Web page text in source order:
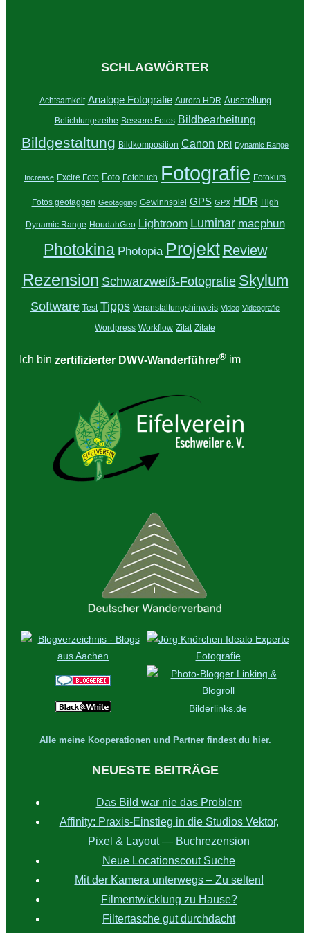
SCHLAGWÖRTER
Achtsamkeit Analoge Fotografie Aurora HDR Ausstellung
Belichtungsreihe Bessere Fotos Bildbearbeitung
Bildgestaltung Bildkomposition Canon DRI Dynamic Range
Increase Excire Foto Foto Fotobuch Fotografie Fotokurs
Fotos geotaggen Geotagging Gewinnspiel GPS GPX HDR High
Dynamic Range HoudahGeo Lightroom Luminar macphun
Photokina Photopia Projekt Review
Rezension Schwarzweiß-Fotografie Skylum
Software Test Tipps Veranstaltungshinweis Video Videografie
Wordpress Workflow Zitat Zitate
Ich bin zertifizierter DWV-Wanderführer® im
Bilderlinks.de
Alle meine Kooperationen und Partner findest du hier.
NEUESTE BEITRÄGE
Das Bild war nie das Problem
Affinity: Praxis‑Einstieg in die Studios Vektor,
Pixel & Layout — Buchrezension
Neue Locationscout Suche
Mit der Kamera unterwegs – Zu selten!
Filmentwicklung zu Hause?
Filtertasche gut durchdacht